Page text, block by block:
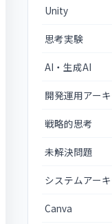
Unity
思考実験
AI・生成AI
開発運用アー
戦略的思考
未解決問題
システムアー
Canva